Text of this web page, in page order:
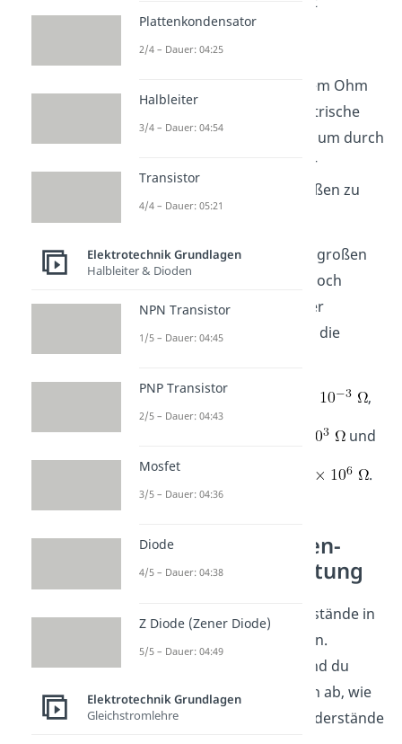
Bei Widerständen von einem Ohm
brauchst du also eine elektrische
Spannung von einem Volt, um durch
diese einen Stromfluss der
Stromstärke 1 Ampere fließen zu
lassen.
Bei sehr kleinen oder sehr großen
Widerständen findest du noch
Zusätze wie Milli-, Kilo- oder
Megaohm. Es gelten dabei die
1 Milliohm =
,
und
1 Megaohm =
.
Widerstand Reihen-
und Parallelschaltung
Du kannst mehrere Widerstände in
einem Stromkreis einbauen.
Welchen Gesamtwiderstand du
dann erhältst, hängt davon ab, wie
genau du die einzelnen Widerstände
Plattenkondensator
2/4 – Dauer: 04:25
Halbleiter
3/4 – Dauer: 04:54
Transistor
4/4 – Dauer: 05:21
Elektrotechnik Grundlagen
Halbleiter & Dioden
NPN Transistor
1/5 – Dauer: 04:45
PNP Transistor
2/5 – Dauer: 04:43
Mosfet
3/5 – Dauer: 04:36
Diode
4/5 – Dauer: 04:38
Z Diode (Zener Diode)
5/5 – Dauer: 04:49
Elektrotechnik Grundlagen
Gleichstromlehre